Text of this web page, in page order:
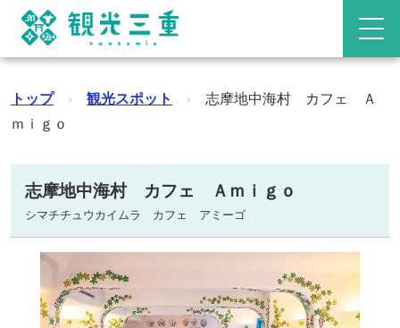
トップ › 観光スポット ›
志摩地中海村 カフェ Ａ
ｍｉｇｏ
志摩地中海村 カフェ Ａｍｉｇｏ
シマチチュウカイムラ カフェ アミーゴ